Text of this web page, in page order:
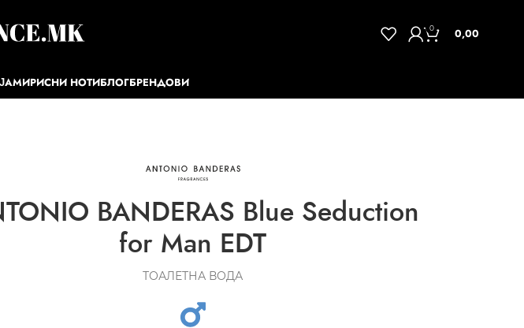
0 0,00
МИРИСНИ НОТИБЛОГБРЕНДОВИ
BANDERAS Blue Seduction
for Man EDT
ТОАЛЕТНА ВОДА